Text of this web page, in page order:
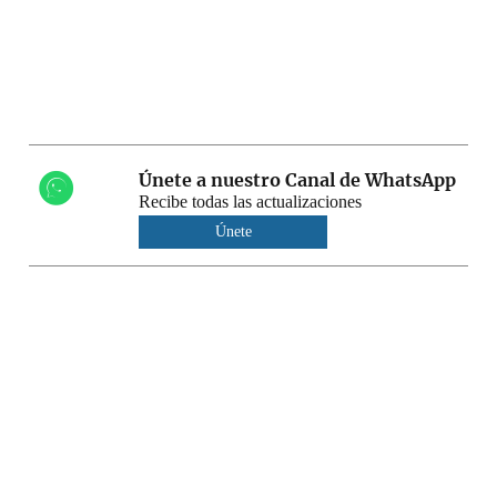
Únete a nuestro Canal de WhatsApp
Recibe todas las actualizaciones
Únete